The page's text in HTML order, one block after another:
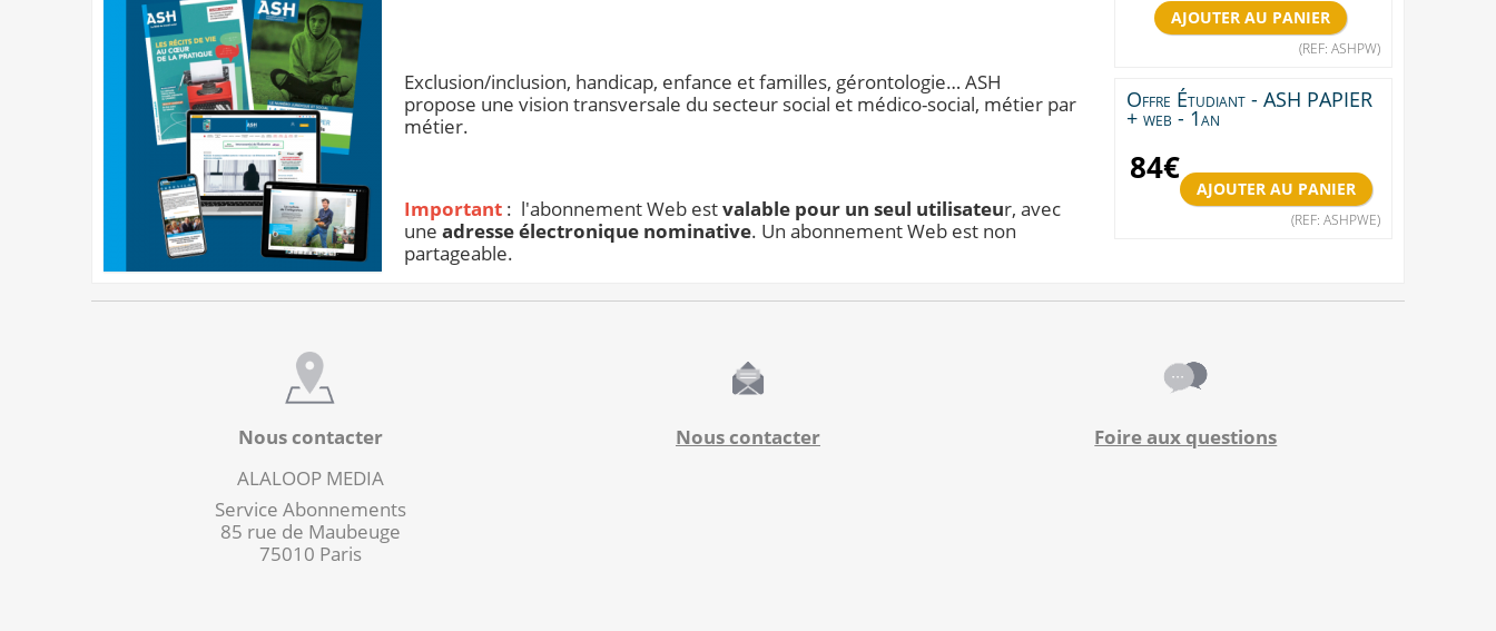
Exclusion/inclusion, handicap, enfance et familles, gérontologie… ASH
propose une vision transversale du secteur social et médico-social, métier par
métier.
Important : l'abonnement Web estvalable pour un seul utilisateur, avec
une adresse électronique nominative. Un abonnement Web est non
partageable.
(REF: ASHPW)
Offre Étudiant - ASH PAPIER
+ web - 1an
84€
(REF: ASHPWE)
Nous contacter
ALALOOP MEDIA
Service Abonnements
85 rue de Maubeuge
75010 Paris
Nous contacter Foire aux questions